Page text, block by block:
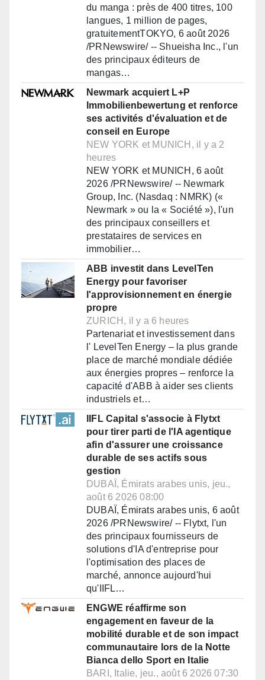
du manga : près de 400 titres, 100
langues, 1 million de pages,
gratuitementTOKYO, 6 août 2026
/PRNewswire/ -- Shueisha Inc., l'un
des principaux éditeurs de
mangas…
Newmark acquiert L+P
Immobilienbewertung et renforce
ses activités d'évaluation et de
conseil en Europe
NEW YORK et MUNICH, il y a 2
heures
NEW YORK et MUNICH, 6 août
2026 /PRNewswire/ -- Newmark
Group, Inc. (Nasdaq : NMRK) («
Newmark » ou la « Société »), l'un
des principaux conseillers et
prestataires de services en
immobilier…
ABB investit dans LevelTen
Energy pour favoriser
l'approvisionnement en énergie
propre
ZURICH, il y a 6 heures
Partenariat et investissement dans
l' LevelTen Energy – la plus grande
place de marché mondiale dédiée
aux énergies propres – renforce la
capacité d'ABB à aider ses clients
industriels et…
IIFL Capital s'associe à Flytxt
pour tirer parti de l'IA agentique
afin d'assurer une croissance
durable de ses actifs sous
gestion
DUBAÏ, Émirats arabes unis, jeu.,
août 6 2026 08:00
DUBAÏ, Émirats arabes unis, 6 août
2026 /PRNewswire/ -- Flytxt, l'un
des principaux fournisseurs de
solutions d'IA d'entreprise pour
l'optimisation des places de
marché, annonce aujourd'hui
qu'IIFL…
ENGWE réaffirme son
engagement en faveur de la
mobilité durable et de son impact
communautaire lors de la Notte
Bianca dello Sport en Italie
BARI, Italie, jeu., août 6 2026 07:30